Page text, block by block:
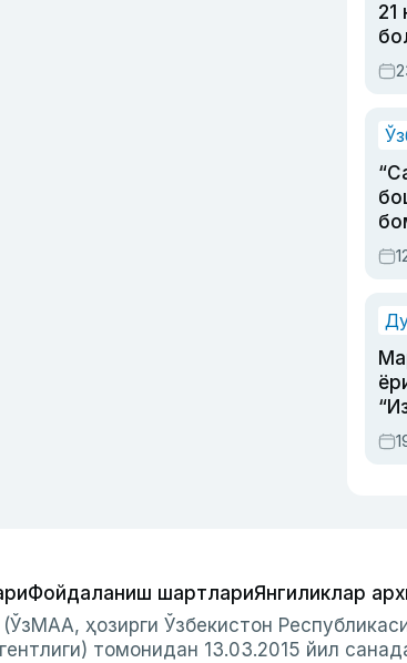
21
Фойдаланиш шартлариЯнгиликлар
ҳозирги Ўзбекистон
томонидан 13.03.2015 йил